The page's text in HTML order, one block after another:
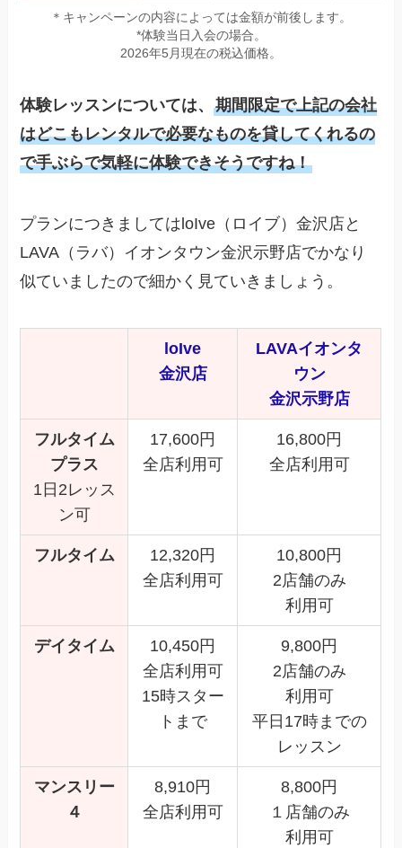
＊キャンペーンの内容によっては金額が前後します。
*体験当日入会の場合。
2026年5月現在の税込価格。
体験レッスンについては、期間限定で上記の会社
はどこもレンタルで必要なものを貸してくれるの
で手ぶらで気軽に体験できそうですね！
プランにつきましてはloIve（ロイブ）金沢店と
LAVA（ラバ）イオンタウン金沢示野店でかなり
似ていましたので細かく見ていきましょう。
loIve
金沢店
LAVAイオンタ
ウン
金沢示野店
フルタイム
プラス
1日2レッス
ン可
17,600円
全店利用可
16,800円
全店利用可
フルタイム
12,320円
全店利用可
10,800円
2店舗のみ
利用可
デイタイム
10,450円
全店利用可
15時スター
トまで
9,800円
2店舗のみ
利用可
平日17時までの
レッスン
マンスリー
４
8,910円
全店利用可
8,800円
１店舗のみ
利用可